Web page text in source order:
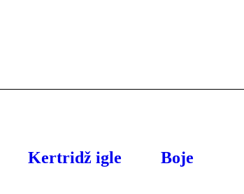
Kertridž igle Boje